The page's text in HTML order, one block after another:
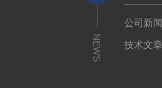
NEWS
公司新
技术文